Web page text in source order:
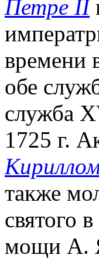
Петре II
времени
обе
служба
1725 г.
также
святого
мощи А.